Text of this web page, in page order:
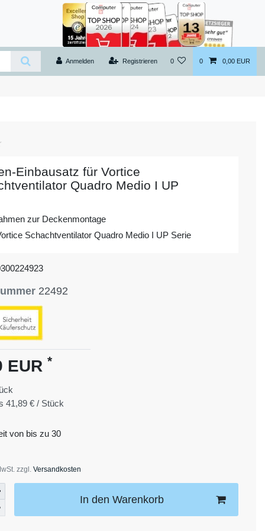
Anmelden Registrieren 0 0 0,00 EUR
Einbausatz für Vortice
Quadro Medio I UP
zur Deckenmontage
Schachtventilator Quadro Medio I UP Serie
22492
EUR *
41,89 € / Stück
von bis zu 30
zzgl. Versandkosten
In den Warenkorb